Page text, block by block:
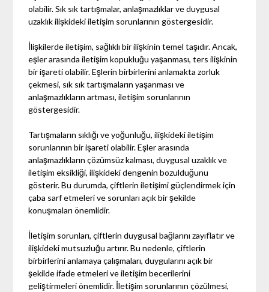
olabilir. Sık sık tartışmalar, anlaşmazlıklar ve duygusal
uzaklık ilişkideki iletişim sorunlarının göstergesidir.
İlişkilerde iletişim, sağlıklı bir ilişkinin temel taşıdır. Ancak,
eşler arasında iletişim kopukluğu yaşanması, ters ilişkinin
bir işareti olabilir. Eşlerin birbirlerini anlamakta zorluk
çekmesi, sık sık tartışmaların yaşanması ve
anlaşmazlıkların artması, iletişim sorunlarının
göstergesidir.
Tartışmaların sıklığı ve yoğunluğu, ilişkideki iletişim
sorunlarının bir işareti olabilir. Eşler arasında
anlaşmazlıkların çözümsüz kalması, duygusal uzaklık ve
iletişim eksikliği, ilişkideki dengenin bozulduğunu
gösterir. Bu durumda, çiftlerin iletişimi güçlendirmek için
çaba sarf etmeleri ve sorunları açık bir şekilde
konuşmaları önemlidir.
İletişim sorunları, çiftlerin duygusal bağlarını zayıflatır ve
ilişkideki mutsuzluğu artırır. Bu nedenle, çiftlerin
birbirlerini anlamaya çalışmaları, duygularını açık bir
şekilde ifade etmeleri ve iletişim becerilerini
geliştirmeleri önemlidir. İletişim sorunlarının çözülmesi,